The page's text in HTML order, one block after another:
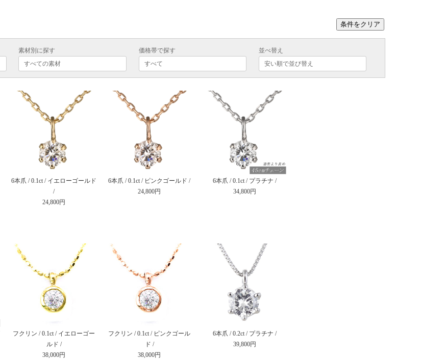
条件をクリア
素材別に探す 価格帯で探す 並べ替え
6本爪 / 0.1ct / イエローゴールド
/
24,800円
6本爪 / 0.1ct / ピンクゴールド /
24,800円
6本爪 / 0.2ct / プラチナ /
39,800円
フクリン / 0.1ct / イエローゴー
ルド /
38,000円
フクリン / 0.1ct / ピンクゴール
ド /
38,000円
6本爪 / 0.1ct / プラチナ /
34,800円